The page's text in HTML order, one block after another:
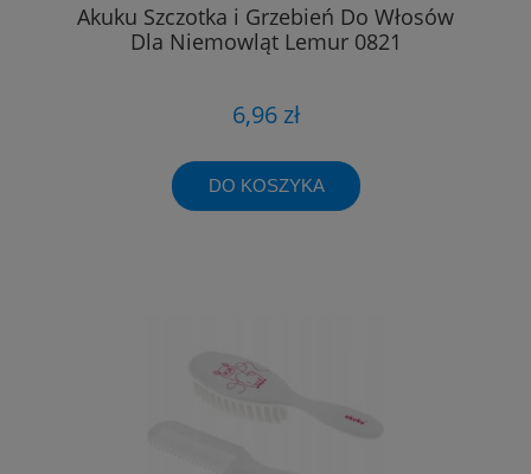
Akuku Szczotka i Grzebień Do Włosów
Dla Niemowląt Lemur 0821
6,96 zł
DO KOSZYKA